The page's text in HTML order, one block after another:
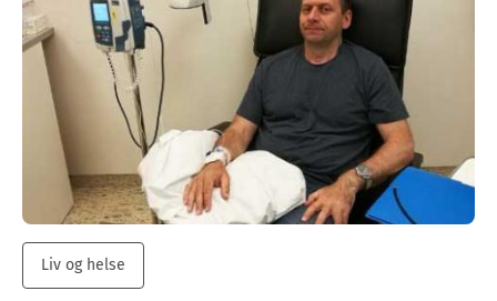
Liv og helse